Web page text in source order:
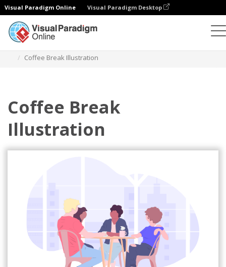
Visual Paradigm Online Visual Paradigm Desktop
Coffee Break Illustration
Coffee Break
Illustration